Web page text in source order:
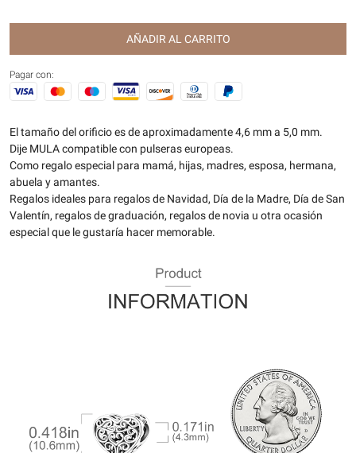
AÑADIR AL CARRITO
Pagar con:
El tamaño del orificio es de aproximadamente 4,6 mm a 5,0 mm.
Dije MULA compatible con pulseras europeas.
Como regalo especial para mamá, hijas, madres, esposa, hermana,
abuela y amantes.
Regalos ideales para regalos de Navidad, Día de la Madre, Día de San
Valentín, regalos de graduación, regalos de novia u otra ocasión
especial que le gustaría hacer memorable.